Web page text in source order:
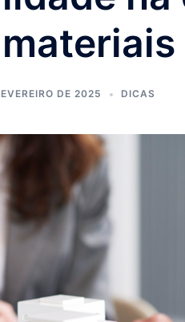
DE 2025 DICAS